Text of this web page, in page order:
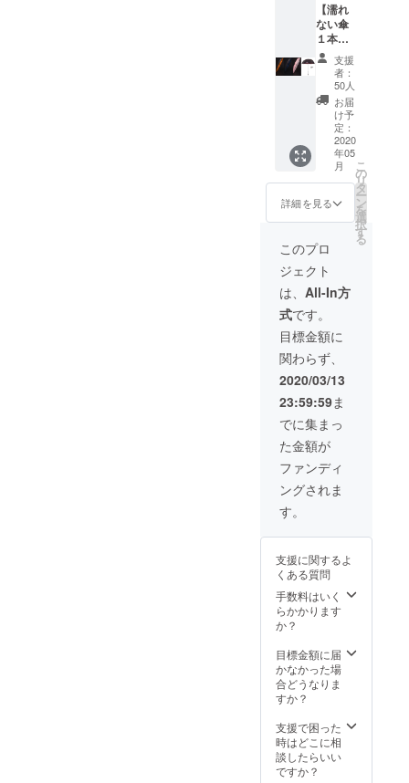
【濡れ
ない傘
１本】
超早期
割引サ
キュー
価格！
限定５
０本
支援
者：
50人
お届
け予
定：
2020
年05
月
詳細を見る
こ
の
リ
タ
ー
ン
を
選
択
す
る
このプロ
ジェクト
は、 All-In方
式です。
目標金額に
関わらず、
2020/03/13
23:59:59ま
でに集まっ
た金額が
ファンディ
ングされま
す。
支援に関するよ
くある質問
手数料はいく
らかかります
か？
目標金額に届
かなかった場
合どうなりま
すか？
支援で困った
時はどこに相
談したらいい
ですか？